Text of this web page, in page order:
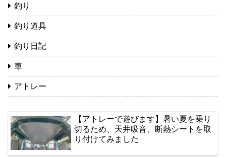
釣り
釣り道具
釣り日記
車
アトレー
【アトレーで遊びます】暑い夏を乗り
切るため、天井吸音、断熱シートを取
り付けてみました